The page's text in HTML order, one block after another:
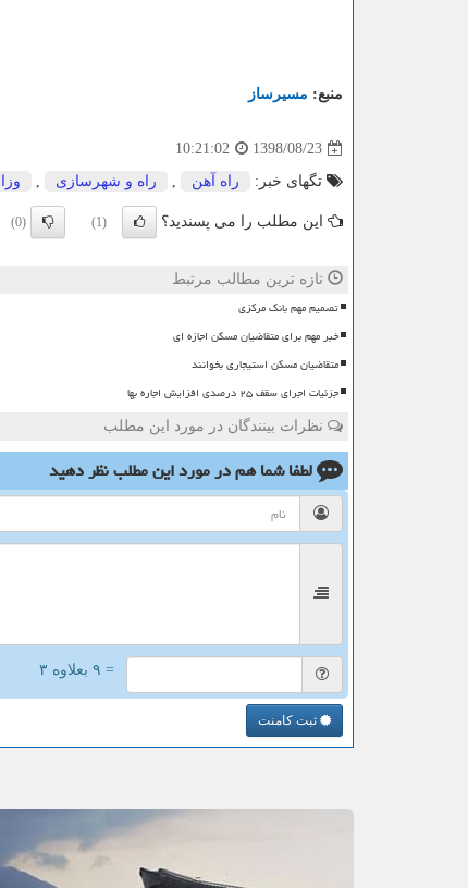
منبع: مسیرساز
1398/08/23
10:21:02
تگهای خبر: راه آهن , راه و شهرسازی ,
این مطلب را می پسندید؟ (1)
(0)
تازه ترین مطالب مرتبط
تصمیم مهم بانک مرکزی
خبر مهم برای متقاضیان مسکن اجازه ای
متقاضیان مسکن استیجاری بخوانند
جزئیات اجرای سقف ۲۵ درصدی افزایش اجاره بها
نظرات بینندگان در مورد این مطلب
لطفا شما همدر مورد این مطلبنظر دهید
= ۹ بعلاوه ۳
ثبت کامنت